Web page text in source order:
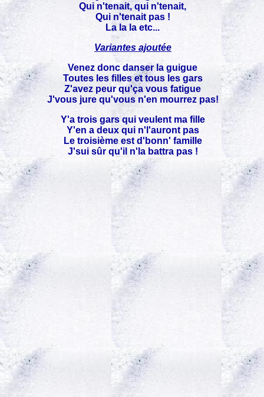
Qui n'tenait, qui n'tenait,
Qui n'tenait pas !
La la la etc...
Variantes ajoutée
Venez donc danser la guigue
Toutes les filles et tous les gars
Z'avez peur qu'ça vous fatigue
J'vous jure qu'vous n'en mourrez pas!
Y'a trois gars qui veulent ma fille
Y'en a deux qui n'l'auront pas
Le troisième est d'bonn' famille
J'sui sûr qu'il n'la battra pas !